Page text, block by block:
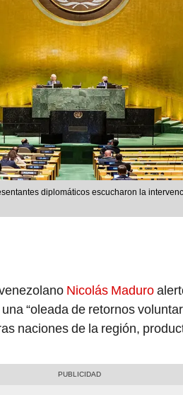
diplomáticos escucharon la
Nicolás Maduro
“oleada de retornos
naciones de la región,